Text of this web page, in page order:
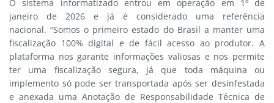
O sistema informatizado entrou em operação em 1º de
janeiro de 2026 e já é considerado uma referência
nacional. “Somos o primeiro estado do Brasil a manter uma
fiscalização 100% digital e de fácil acesso ao produtor. A
plataforma nos garante informações valiosas e nos permite
ter uma fiscalização segura, já que toda máquina ou
implemento só pode ser transportada após ser desinfestada
e anexada uma Anotação de Responsabilidade Técnica de